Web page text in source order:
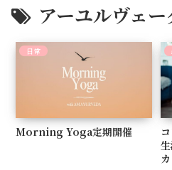
アーユルヴェー
日常
Morning Yoga定期開催